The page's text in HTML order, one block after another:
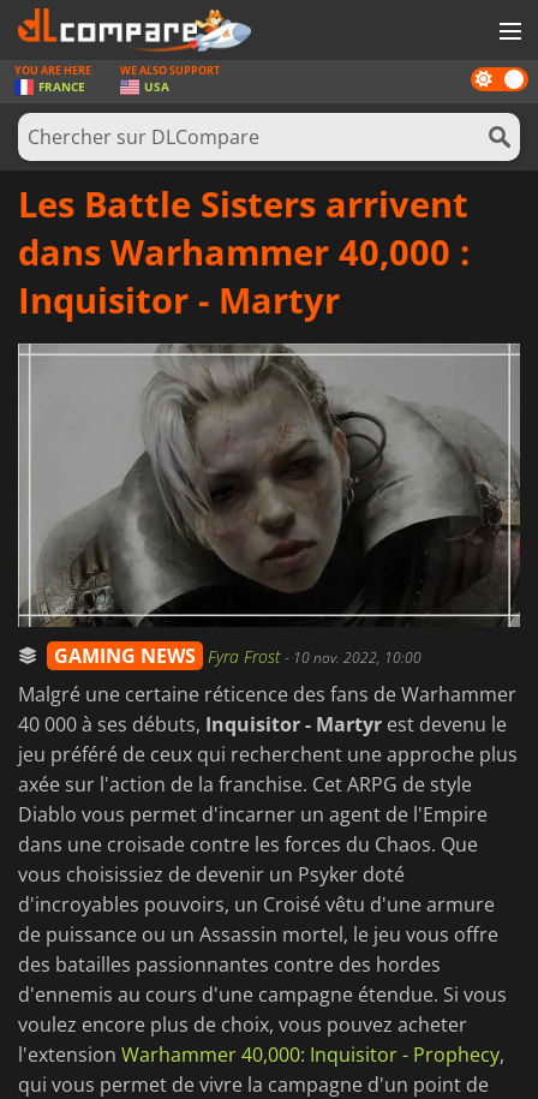
JEUX
CARTES PRÉPAYÉES
LOGICIELS
SE CONNECTER OU S'INSCRIRE
Dark
mode
YOU ARE HERE
FRANCE
WE ALSO SUPPORT
USA
Les Battle Sisters arrivent
dans Warhammer 40,000 :
Inquisitor - Martyr
GAMING NEWS Fyra Frost- 10 nov. 2022, 10:00
Malgré une certaine réticence des fans de Warhammer
40 000 à ses débuts, Inquisitor - Martyr est devenu le
jeu préféré de ceux qui recherchent une approche plus
axée sur l'action de la franchise. Cet ARPG de style
Diablo vous permet d'incarner un agent de l'Empire
dans une croisade contre les forces du Chaos. Que
vous choisissiez de devenir un Psyker doté
d'incroyables pouvoirs, un Croisé vêtu d'une armure
de puissance ou un Assassin mortel, le jeu vous offre
des batailles passionnantes contre des hordes
d'ennemis au cours d'une campagne étendue. Si vous
voulez encore plus de choix, vous pouvez acheter
l'extension Warhammer 40,000: Inquisitor - Prophecy,
qui vous permet de vivre la campagne d'un point de